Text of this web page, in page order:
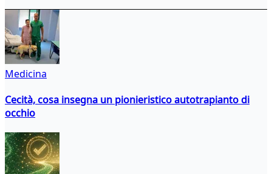
Medicina
Cecità, cosa insegna un pionieristico autotrapianto di
occhio